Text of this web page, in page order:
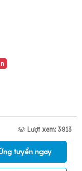
Lượt xem: 3813
tuyển ngay